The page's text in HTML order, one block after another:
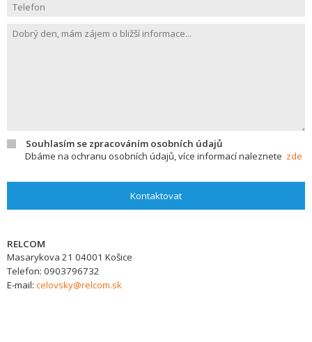
Souhlasím se zpracováním osobních údajů
Dbáme na ochranu osobních údajů, více informací naleznete zde
Kontaktovat
RELCOM
Masarykova 21 04001 Košice
Telefon: 0903796732
E-mail: celovsky@relcom.sk